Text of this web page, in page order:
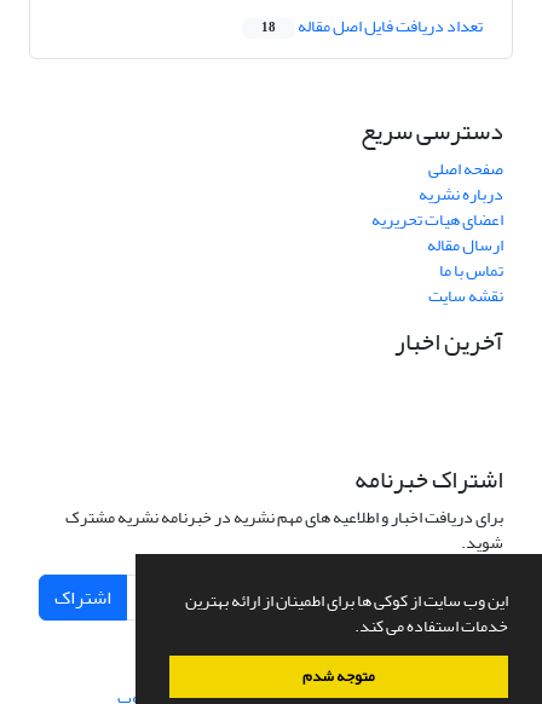
این وب سایت از کوکی ها برای اطمینان از ارائه بهترین
خدمات استفاده می کند.
متوجه شدم
تعداد دریافت فایل اصل مقاله 18
دسترسی سریع
صفحه اصلی
درباره نشریه
اعضای هیات تحریریه
ارسال مقاله
تماس با ما
نقشه سایت
آخرین اخبار
اشتراک خبرنامه
برای دریافت اخبار و اطلاعیه های مهم نشریه در خبرنامه نشریه مشترک
شوید.
اشتراک